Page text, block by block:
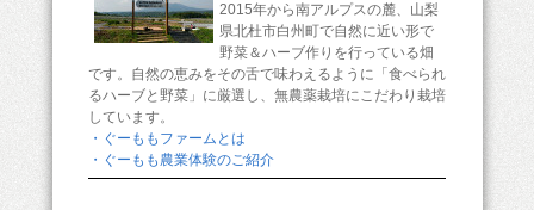
2015年から南アルプスの麓、山梨
県北杜市白州町で自然に近い形で
野菜＆ハーブ作りを行っている畑
です。自然の恵みをその舌で味わえるように「食べられ
るハーブと野菜」に厳選し、無農薬栽培にこだわり栽培
しています。
・ぐーももファームとは
・ぐーもも農業体験のご紹介